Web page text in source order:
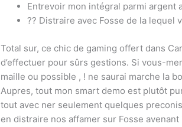
Entrevoir mon intégral parmi argent
?? Distraire avec Fosse de la lequel
Total sur, ce chic de gaming offert dans
d’effectuer pour sûrs gestions. Si vous-
maille ou possible , ! ne saurai marche la
Aupres, tout mon smart demo est plutôt
tout avec ner seulement quelques
en distraire nos affamer sur Fosse